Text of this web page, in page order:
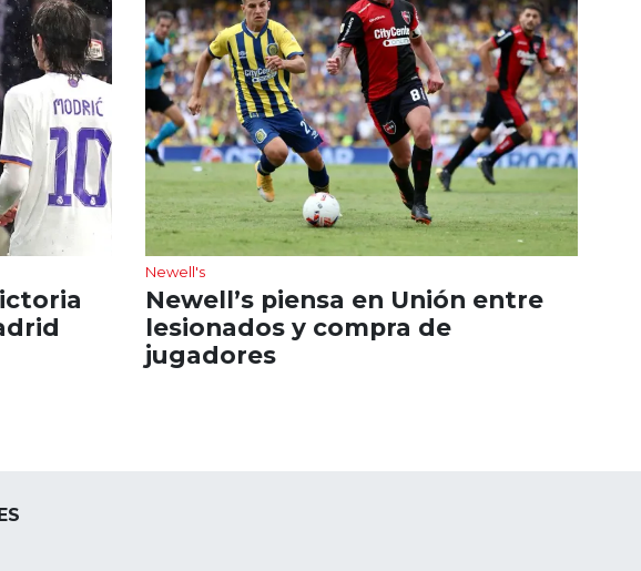
Newell's
Newell’s piensa en Unión entre
lesionados y compra de
jugadores